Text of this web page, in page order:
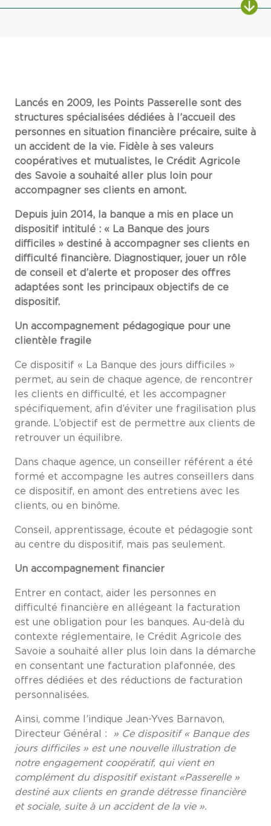
Lancés en 2009, les Points Passerelle sont des
structures spécialisées dédiées à l’accueil des
personnes en situation financière précaire, suite à
un accident de la vie. Fidèle à ses valeurs
coopératives et mutualistes, le Crédit Agricole
des Savoie a souhaité aller plus loin pour
accompagner ses clients en amont.
Depuis juin 2014, la banque a mis en place un
dispositif intitulé : « La Banque des jours
difficiles » destiné à accompagner ses clients en
difficulté financière. Diagnostiquer, jouer un rôle
de conseil et d’alerte et proposer des offres
adaptées sont les principaux objectifs de ce
dispositif.
Un accompagnement pédagogique pour une
clientèle fragile
Ce dispositif « La Banque des jours difficiles »
permet, au sein de chaque agence, de rencontrer
les clients en difficulté, et les accompagner
spécifiquement, afin d’éviter une fragilisation plus
grande. L’objectif est de permettre aux clients de
retrouver un équilibre.
Dans chaque agence, un conseiller référent a été
formé et accompagne les autres conseillers dans
ce dispositif, en amont des entretiens avec les
clients, ou en binôme.
Conseil, apprentissage, écoute et pédagogie sont
au centre du dispositif, mais pas seulement.
Un accompagnement financier
Entrer en contact, aider les personnes en
difficulté financière en allégeant la facturation
est une obligation pour les banques. Au-delà du
contexte réglementaire, le Crédit Agricole des
Savoie a souhaité aller plus loin dans la démarche
en consentant une facturation plafonnée, des
offres dédiées et des réductions de facturation
personnalisées.
Ainsi, comme l’indique Jean-Yves Barnavon,
Directeur Général : » Ce dispositif « Banque des
jours difficiles » est une nouvelle illustration de
notre engagement coopératif, qui vient en
complément du dispositif existant «Passerelle »
destiné aux clients en grande détresse financière
et sociale, suite à un accident de la vie ».